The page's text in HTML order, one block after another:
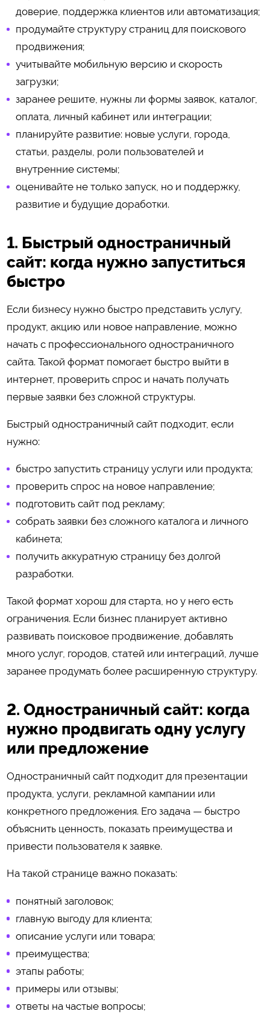
доверие, поддержка клиентов или автоматизация;
продумайте структуру страниц для поискового
продвижения;
учитывайте мобильную версию и скорость
загрузки;
заранее решите, нужны ли формы заявок, каталог,
оплата, личный кабинет или интеграции;
планируйте развитие: новые услуги, города,
статьи, разделы, роли пользователей и
внутренние системы;
оценивайте не только запуск, но и поддержку,
развитие и будущие доработки.
1. Быстрый одностраничный
сайт: когда нужно запуститься
быстро
Если бизнесу нужно быстро представить услугу,
продукт, акцию или новое направление, можно
начать с профессионального одностраничного
сайта. Такой формат помогает быстро выйти в
интернет, проверить спрос и начать получать
первые заявки без сложной структуры.
Быстрый одностраничный сайт подходит, если
нужно:
быстро запустить страницу услуги или продукта;
проверить спрос на новое направление;
подготовить сайт под рекламу;
собрать заявки без сложного каталога и личного
кабинета;
получить аккуратную страницу без долгой
разработки.
Такой формат хорош для старта, но у него есть
ограничения. Если бизнес планирует активно
развивать поисковое продвижение, добавлять
много услуг, городов, статей или интеграций, лучше
заранее продумать более расширенную структуру.
2. Одностраничный сайт: когда
нужно продвигать одну услугу
или предложение
Одностраничный сайт подходит для презентации
продукта, услуги, рекламной кампании или
конкретного предложения. Его задача — быстро
объяснить ценность, показать преимущества и
привести пользователя к заявке.
На такой странице важно показать:
понятный заголовок;
главную выгоду для клиента;
описание услуги или товара;
преимущества;
этапы работы;
примеры или отзывы;
ответы на частые вопросы;